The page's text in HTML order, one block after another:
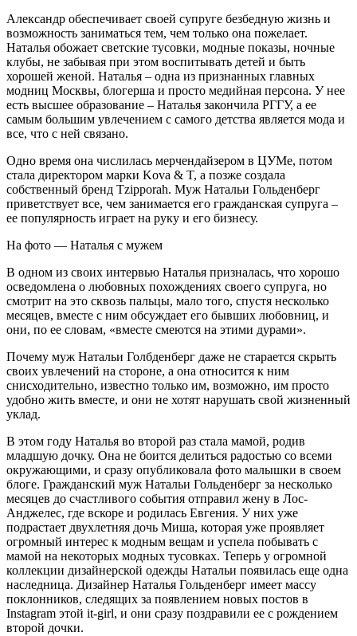
Александр обеспечивает своей супруге безбедную жизнь и
возможность заниматься тем, чем только она пожелает.
Наталья обожает светские тусовки, модные показы, ночные
клубы, не забывая при этом воспитывать детей и быть
хорошей женой. Наталья – одна из признанных главных
модниц Москвы, блогерша и просто медийная персона. У нее
есть высшее образование – Наталья закончила РГГУ, а ее
самым большим увлечением с самого детства является мода и
все, что с ней связано.
Одно время она числилась мерчендайзером в ЦУМе, потом
стала директором марки Kova & T, а позже создала
собственный бренд Tzipporah. Муж Натальи Гольденберг
приветствует все, чем занимается его гражданская супруга –
ее популярность играет на руку и его бизнесу.
На фото — Наталья с мужем
В одном из своих интервью Наталья призналась, что хорошо
осведомлена о любовных похождениях своего супруга, но
смотрит на это сквозь пальцы, мало того, спустя несколько
месяцев, вместе с ним обсуждает его бывших любовниц, и
они, по ее словам, «вместе смеются на этими дурами».
Почему муж Натальи Голбденберг даже не старается скрыть
своих увлечений на стороне, а она относится к ним
снисходительно, известно только им, возможно, им просто
удобно жить вместе, и они не хотят нарушать свой жизненный
уклад.
В этом году Наталья во второй раз стала мамой, родив
младшую дочку. Она не боится делиться радостью со всеми
окружающими, и сразу опубликовала фото малышки в своем
блоге. Гражданский муж Натальи Гольденберг за несколько
месяцев до счастливого события отправил жену в Лос-
Анджелес, где вскоре и родилась Евгения. У них уже
подрастает двухлетняя дочь Миша, которая уже проявляет
огромный интерес к модным вещам и успела побывать с
мамой на некоторых модных тусовках. Теперь у огромной
коллекции дизайнерской одежды Натальи появилась еще одна
наследница. Дизайнер Наталья Гольденберг имеет массу
поклонников, следящих за появлением новых постов в
Instagram этой it-girl, и они сразу поздравили ее с рождением
второй дочки.